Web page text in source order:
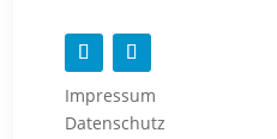
Impressum
Datenschutz